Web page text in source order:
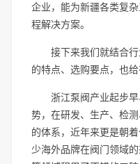
企业，能为新疆各类复
程解决方案。
接下来我们就结合
的特点、选购要点，也
浙江泵阀产业起步
势，在研发、生产、检
的体系，近年来更是朝
少海外品牌在阀门领域